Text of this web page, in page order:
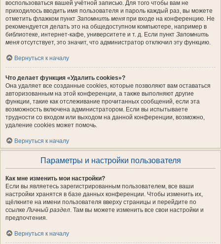
воспользоваться вашей учётной записью. Для того чтобы вам не
приходилось вводить имя пользователя и пароль каждый раз, вы можете
отметить флажком пункт Запомнить меня при входе на конференцию. Не
рекомендуется делать это на общедоступном компьютере, например в
библиотеке, интернет-кафе, университете и т. д. Если пункт Запомнить
меня отсутствует, это значит, что администратор отключил эту функцию.
Вернуться к началу
Что делает функция «Удалить cookies»?
Она удаляет все созданные cookies, которые позволяют вам оставаться
авторизованным на этой конференции, а также выполняют другие
функции, такие как отслеживание прочитанных сообщений, если эта
возможность включена администратором. Если вы испытываете
трудности со входом или выходом на данной конференции, возможно,
удаление cookies может помочь.
Вернуться к началу
Параметры и настройки пользователя
Как мне изменить мои настройки?
Если вы являетесь зарегистрированным пользователем, все ваши
настройки хранятся в базе данных конференции. Чтобы изменить их,
щёлкните на имени пользователя вверху страницы и перейдите по
ссылкеЛичный раздел. Там вы можете изменить все свои настройки и
предпочтения.
Вернуться к началу